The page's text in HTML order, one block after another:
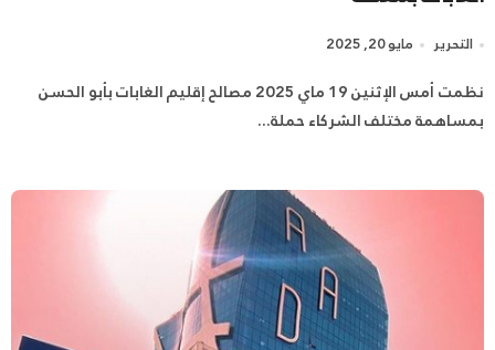
التحرير مايو 20, 2025
نظمت أمس الإثنين 19 ماي 2025 مصالح إقليم الغابات بأبو الحسن
بمساهمة مختلف الشركاء حملة...